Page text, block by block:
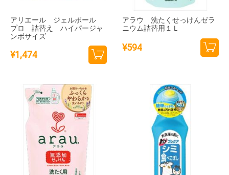
アリエール ジェルボール
プロ 詰替え ハイパージャ
ンボサイズ
¥1,474
アラウ 洗たくせっけんゼラ
ニウム詰替用１Ｌ
¥594